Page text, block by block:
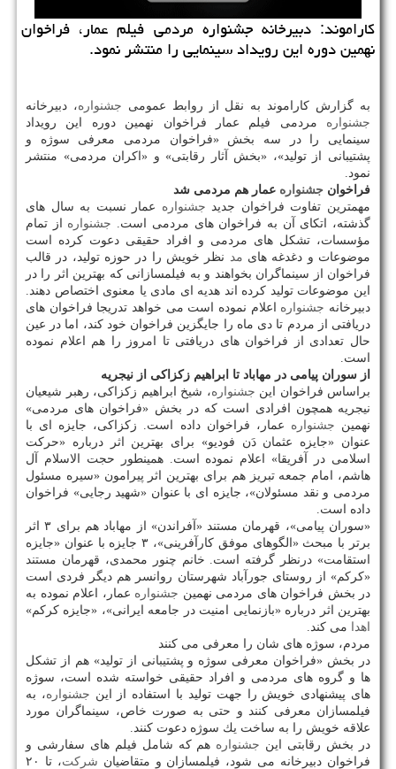
كاراموند: دبیرخانه جشنواره مردمی فیلم عمار، فراخوان
نهمین دوره این رویداد سینمایی را منتشر نمود.
به گزارش كاراموند به نقل از روابط عمومی جشنواره، دبیرخانه
جشنواره مردمی فیلم عمار فراخوان نهمین دوره این رویداد
سینمایی را در سه بخش «فراخوان مردمی معرفی سوژه و
پشتیبانی از تولید»، «بخش آثار رقابتی» و «اكران مردمی» منتشر
نمود.
فراخوان جشنواره عمار هم مردمی شد
مهمترین تفاوت فراخوان جدید جشنواره عمار نسبت به سال های
گذشته، اتكای آن به فراخوان های مردمی است. جشنواره از تمام
مؤسسات، تشكل های مردمی و افراد حقیقی دعوت كرده است
موضوعات و دغدغه های مد نظر خویش را در حوزه تولید، در قالب
فراخوان از سینماگران بخواهند و به فیلمسازانی كه بهترین اثر را در
این موضوعات تولید كرده اند هدیه ای مادی یا معنوی اختصاص دهند.
دبیرخانه جشنواره اعلام نموده است می خواهد تدریجا فراخوان های
دریافتی از مردم تا دی ماه را جایگزین فراخوان خود كند، اما در عین
حال تعدادی از فراخوان های دریافتی تا امروز را هم اعلام نموده
است.
از سوران پیامی در مهاباد تا ابراهیم زكزاكی از نیجریه
براساس فراخوان این جشنواره، شیخ ابراهیم زكزاكی، رهبر شیعیان
نیجریه همچون افرادی است كه در بخش «فراخوان های مردمی»
نهمین جشنواره عمار، فراخوان داده است. زكزاكی، جایزه ای با
عنوان «جایزه عثمان دَن فودیو» برای بهترین اثر درباره «حركت
اسلامی در آفریقا» اعلام نموده است. همینطور حجت الاسلام آل
هاشم، امام جمعه تبریز هم برای بهترین اثر پیرامون «سیره مسئول
مردمی و نقد مسئولان»، جایزه ای با عنوان «شهید رجایی» فراخوان
داده است.
«سوران پیامی»، قهرمان مستند «آفراندن» از مهاباد هم برای ۳ اثر
برتر با مبحث «الگوهای موفق كارآفرینی»، ۳ جایزه با عنوان «جایزه
استقامت» درنظر گرفته است. خانم چنور محمدی، قهرمان مستند
«كركم» از روستای جورآباد شهرستان روانسر هم دیگر فردی است
در بخش فراخوان های مردمی نهمین جشنواره عمار، اعلام نموده به
بهترین اثر درباره «بازنمایی امنیت در جامعه ایرانی»، «جایزه كركم»
اهدا می كند.
مردم، سوژه های شان را معرفی می كنند
در بخش «فراخوان معرفی سوژه و پشتیبانی از تولید» هم از تشكل
ها و گروه های مردمی و افراد حقیقی خواسته شده است، سوژه
های پیشنهادی خویش را جهت تولید با استفاده از این جشنواره، به
فیلمسازان معرفی كنند و حتی به صورت خاص، سینماگران مورد
علاقه خویش را به ساخت یك سوژه دعوت كنند.
در بخش رقابتی این جشنواره هم كه شامل فیلم های سفارشی و
فراخوان دبیرخانه می شود، فیلمسازان و متقاضیان شركت
، تا ۲۰